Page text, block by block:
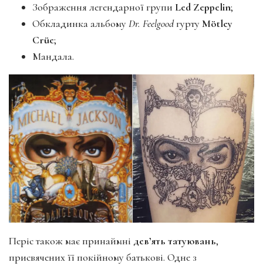
Зображення легендарної групи Led Zeppelin;
Обкладинка альбомуDr. FeelgoodгуртуMötley
Crüe;
Мандала.
Періс також має принаймні дев’ять татуювань,
присвячених її покійному батькові. Одне з